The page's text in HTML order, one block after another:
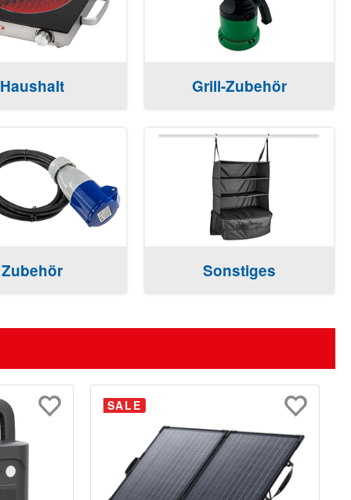
Haushalt Grill-Zubehör
Zubehör Sonstiges
SALE